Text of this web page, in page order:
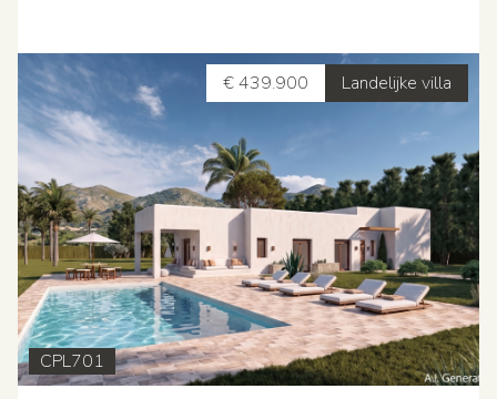
Landelijke villa
€ 439.900
CPL701